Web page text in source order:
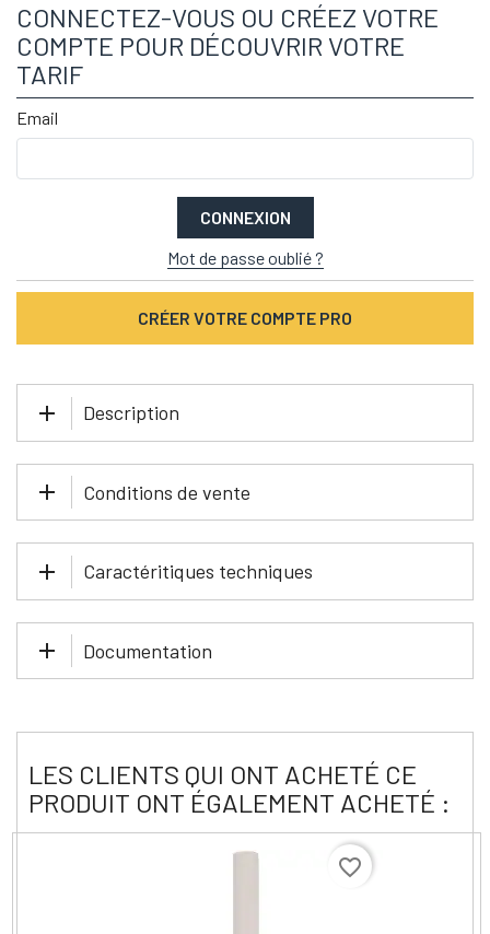
CONNECTEZ-VOUS OU CRÉEZ VOTRE
COMPTE POUR DÉCOUVRIR VOTRE
TARIF
Email
CONNEXION
Mot de passe oublié ?
CRÉER VOTRE COMPTE PRO
Description
Conditions de vente
Caractéritiques techniques
Documentation
LES CLIENTS QUI ONT ACHETÉ CE
PRODUIT ONT ÉGALEMENT ACHETÉ :
favorite_border